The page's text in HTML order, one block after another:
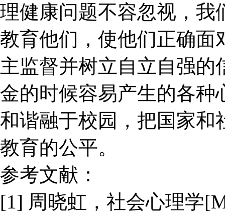
理健康问题不容忽视，我
教育他们，使他们正确面
主监督并树立自立自强
金的时候容易产生的各种
和谐融于校园，把国家和
教育的公平。
参考文献：
[1] 周晓虹，社会心理学